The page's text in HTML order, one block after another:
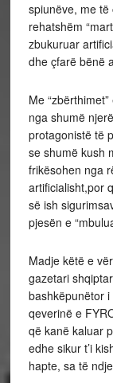
spiunëve, me
rehatshëm
zbukuruar
dhe çfarë bënë
Me
nga shumë
protagonistë të
se shumë kush
frikësohen nga
artificialisht,por
së ish
pjesën e
Madje këtë e
gazetari
bashkëpunëtor
qeverinë e
që kanë kaluar
edhe sikur t’i
hapte, sa të